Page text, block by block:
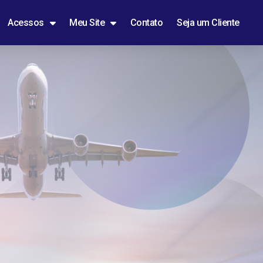
Acessos Meu Site Contato Seja um Cliente